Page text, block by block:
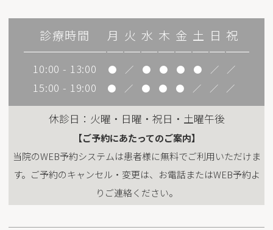
診療時間 月 火 水 木 金 土 日 祝
10:00 - 13:00 ● ／ ● ● ● ● ／ ／
15:00 - 19:00 ● ／ ● ● ● ／ ／ ／
休診日：火曜・日曜・祝日・土曜午後
【ご予約にあたってのご案内】
当院のWEB予約システムは患者様に無料でご利用いただけま
す。ご予約のキャンセル・変更は、お電話またはWEB予約よ
りご連絡ください。